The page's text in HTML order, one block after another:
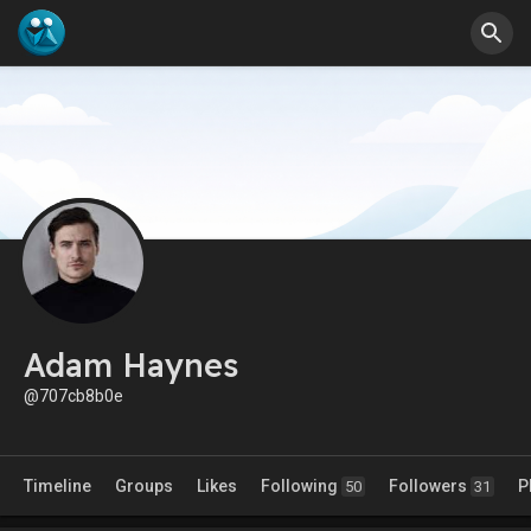
Adam Haynes
@707cb8b0e
Timeline Groups Likes Following 50 Followers 31